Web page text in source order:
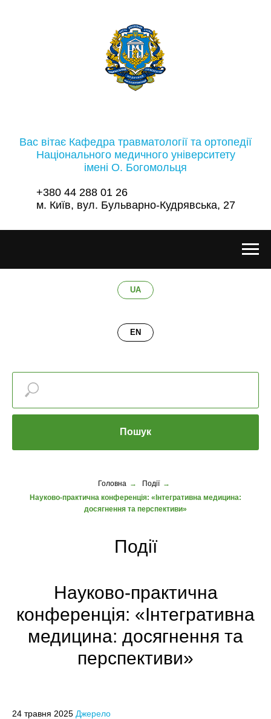
Вас вітає Кафедра травматології та ортопедії
Національного медичного університету
імені О. Богомольця
+380 44 288 01 26
м. Київ, вул. Бульварно-Кудрявська, 27
UA
EN
Пошук
Головна → Події →
Науково-практична конференція: «Інтегративна медицина:
досягнення та перспективи»
Події
Науково-практична
конференція: «Інтегративна
медицина: досягнення та
перспективи»
24 травня 2025 Джерело